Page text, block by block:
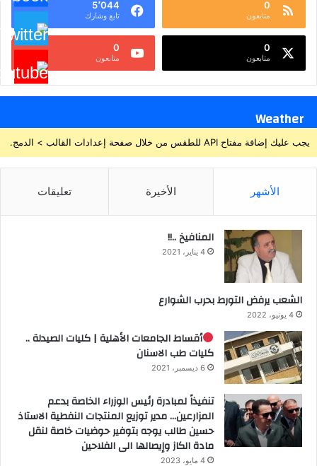
0
متابعون
5٬044
تابع وشارك
0
متابعون
0
متابعون
Weather
يجب عليك إضافة مفتاح API للطقس من خلال صفحة إعدادات القالب > الدمج.
الأشهر الأخيرة تعليقات
المنافيخ ..!!
4 يناير، 2021
الشعب يرفض التورط بحرب الشوارع
4 يونيو، 2022
أقساط الجامعات الأهلية | كليات الصيدلة ..
كليات طب الاسنان
6 ديسمبر، 2021
تنفيذاً لمبادرة رئيس الوزراء الخاصة بدعم
المزارعين… مدير توزيع المنتجات النفطية الاستاذ
حسين طالب يوجه بتوفير حوضيات خاصة لنقل
مادة الكاز وإيصالها الى الفلاحين
4 مايو، 2023